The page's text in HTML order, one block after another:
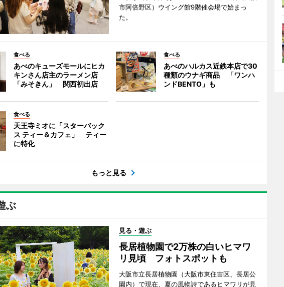
市阿倍野区）ウイング館9階催会場で始まっ
た。
食べる
あべのキューズモールにヒカ
キンさん店主のラーメン店
「みそきん」 関西初出店
食べる
あべのハルカス近鉄本店で30
種類のウナギ商品 「ワンハ
ンドBENTO」も
食べる
天王寺ミオに「スターバック
ス ティー＆カフェ」 ティー
に特化
もっと見る
ぶ
見る・遊ぶ
長居植物園で2万株の白いヒマワ
リ見頃 フォトスポットも
大阪市立長居植物園（大阪市東住吉区、長居公
園内）で現在、夏の風物詩であるヒマワリが見